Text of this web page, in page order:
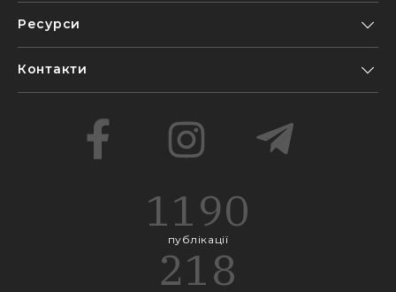
Ресурси
Контакти
1190
публікації
218